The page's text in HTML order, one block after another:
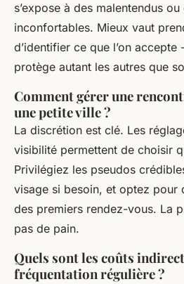
s’expose à des malentendus
inconfortables. Mieux vaut
d’identifier ce que l’on
protège autant les autres que
Comment gérer une
une petite ville ?
La discrétion est clé. Les
visibilité permettent de choisir
Privilégiez les pseudos
visage si besoin, et optez pour
des premiers rendez-vous. La
pas de pain.
Quels sont les coûts
fréquentation régulière ?